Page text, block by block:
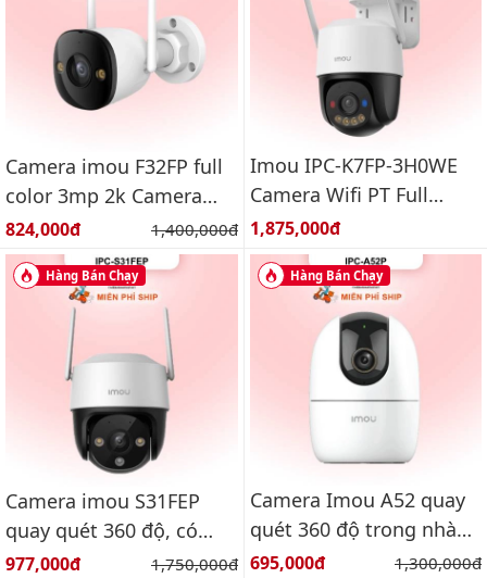
Camera imou F32FP full
color 3mp 2k Camera
wifi ngoài trời
Giá bán:
824,000đ Giá gốc:
1,400,000đ
Imou IPC-K7FP-3H0WE
Camera Wifi PT Full
Color ngoài trời 3.0MP
Giá bán:
1,875,000đ
Hàng Bán Chạy
Camera imou S31FEP
quay quét 360 độ, có
màu ban đêm, báo động
Giá bán:
977,000đ Giá gốc:
1,750,000đ
Hàng Bán Chạy
Camera Imou A52 quay
quét 360 độ trong nhà
3k
Giá bán:
695,000đ Giá gốc:
1,300,000đ